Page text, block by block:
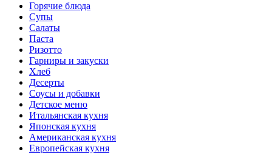
Горячие блюда
Супы
Салаты
Паста
Ризотто
Гарниры и закуски
Хлеб
Десерты
Соусы и добавки
Детское меню
Итальянская кухня
Японская кухня
Американская кухня
Европейская кухня